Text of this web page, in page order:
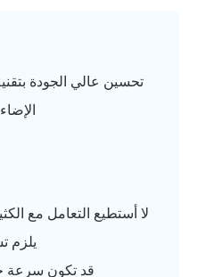
تحسين عالي الجودة
لا أستطيع التعامل مع
يلزم
قد تكون سرعة